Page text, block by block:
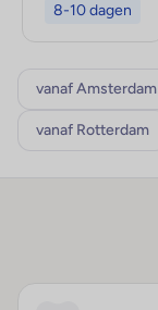
8-10 dagen
vanaf Amsterdam
vanaf Rotterdam